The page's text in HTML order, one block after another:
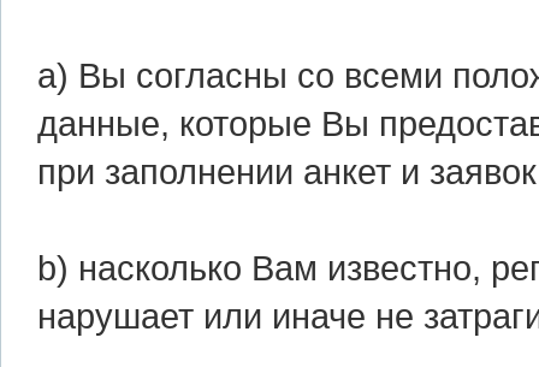
а) Вы согласны со всеми
данные, которые Вы
при заполнении анкет и
b) насколько Вам известно,
нарушает или иначе не